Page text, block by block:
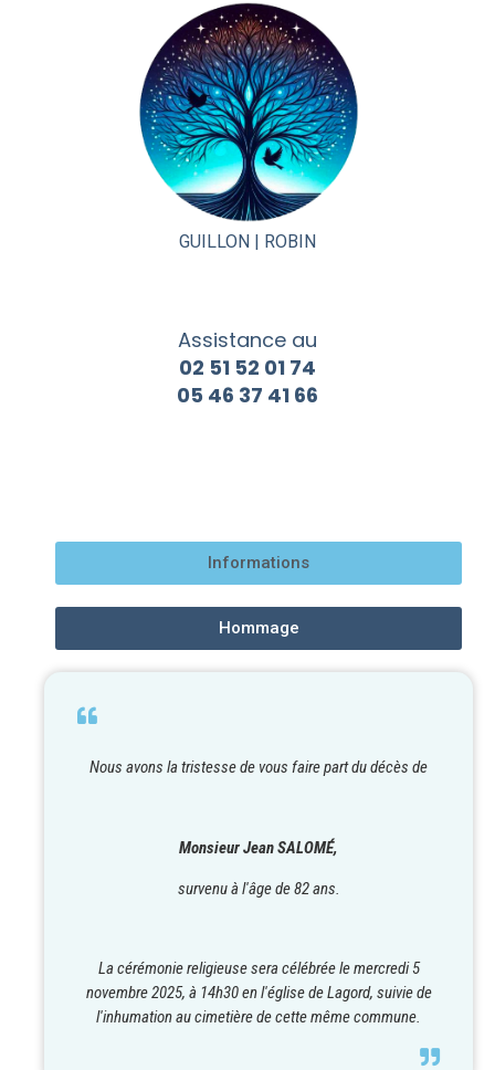
GUILLON | ROBIN
Assistance au
02 51 52 01 74
05 46 37 41 66
Informations
Hommage
Nous avons la tristesse de vous faire part du décès de
Monsieur Jean SALOMÉ,
survenu à l'âge de 82 ans.
La cérémonie religieuse sera célébrée le mercredi 5
novembre 2025, à 14h30 en l'église de Lagord, suivie de
l'inhumation au cimetière de cette même commune.